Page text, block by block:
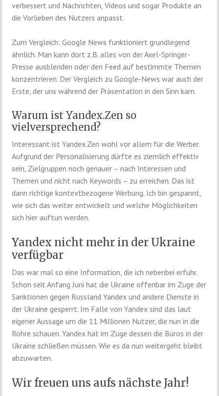
verbessert und Nachrichten, Videos und sogar Produkte an
die Vorlieben des Nutzers anpasst.
Zum Vergleich: Google News funktioniert grundlegend
ähnlich. Man kann dort z.B. alles von der Axel-Springer-
Presse ausblenden oder den Feed auf bestimmte Themen
konzentrieren. Der Vergleich zu Google-News war auch der
Erste, der uns während der Präsentation in den Sinn kam.
Warum ist Yandex.Zen so
vielversprechend?
Interessant ist Yandex.Zen wohl vor allem für die Werber.
Aufgrund der Personalisierung dürfte es ziemlich effektiv
sein, Zielgruppen noch genauer – nach Interessen und
Themen und nicht nach Keywords – zu erreichen. Das ist
dann richtige kontextbezogene Werbung. Ich bin gespannt,
wie sich das weiter entwickelt und welche Möglichkeiten
sich hier auftun werden.
Yandex nicht mehr in der Ukraine
verfügbar
Das war mal so eine Information, die ich nebenbei erfuhr.
Schon seit Anfang Juni hat die Ukraine offenbar im Zuge der
Sanktionen gegen Russland Yandex und andere Dienste in
der Ukraine gesperrt. Im Falle von Yandex sind das laut
eigener Aussage um die 11 Millionen Nutzer, die nun in die
Röhre schauen. Yandex hat im Zuge dessen die Büros in der
Ukraine schließen müssen. Wie es da nun weitergeht bleibt
abzuwarten.
Wir freuen uns aufs nächste Jahr!